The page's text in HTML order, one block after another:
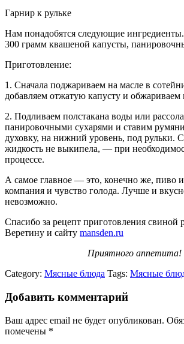
Гарнир к рульке
Нам понадобятся следующие
300 грамм квашеной капусты,
Приготовление:
1. Сначала поджариваем на масле в
добавляем отжатую капусту и обжариваем
2. Подливаем полстакана воды или
панировочными сухарями и ставим
духовку, на нижний уровень, под рульки.
жидкость не выкипела, — при
процессе.
А самое главное — это, конечно же, пиво
компания и чувство голода. Лучше и
невозможно.
Спасибо за рецепт приготовления свиной
Веретину и сайту mansden.ru
Приятного аппетита!
Category: Мясные блюда Tags: Мясные
Добавить комментарий
Ваш адрес email не будет опубликован.
помечены *